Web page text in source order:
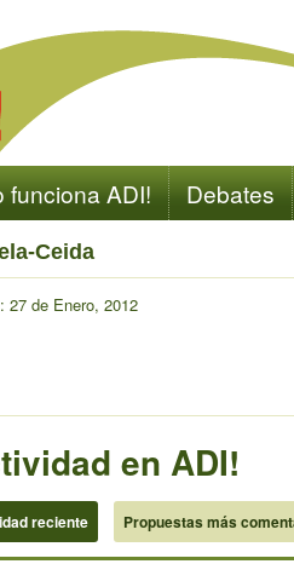
funciona ADI! Debates
Ceida
27 de Enero, 2012
en ADI!
reciente Propuestas más